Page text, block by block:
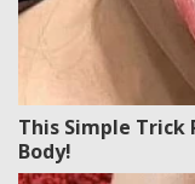
This Simple Trick
Body!